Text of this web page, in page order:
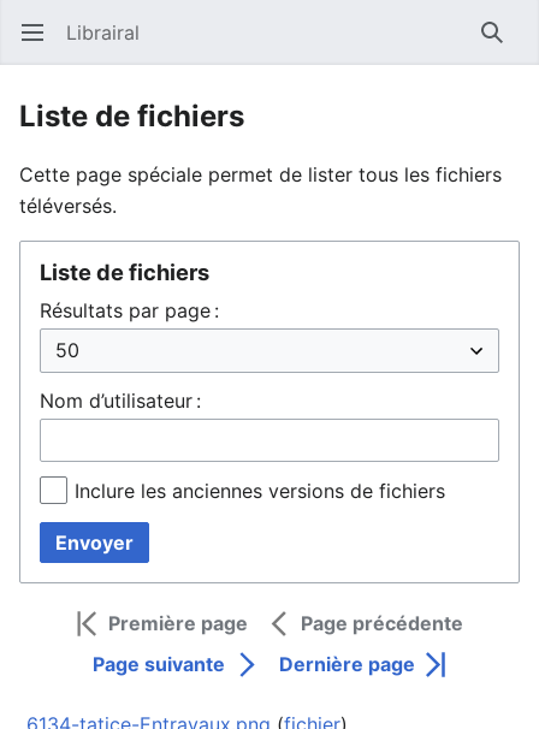
Ouvrir le menu principal Librairal
Liste de fichiers
Cette page spéciale permet de lister tous les fichiers
téléversés.
Liste de fichiers
Résultats par page :
Nom d’utilisateur :
Inclure les anciennes versions de fichiers
Envoyer
Première page
Page précédente
Page suivante
Dernière page